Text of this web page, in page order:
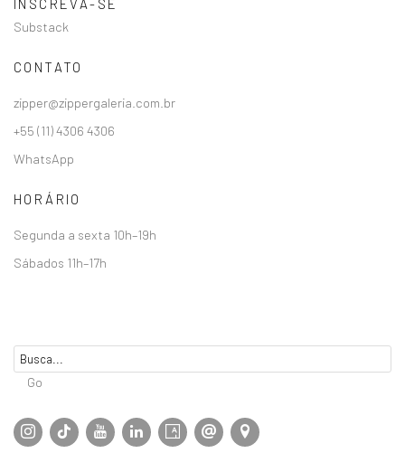
INSCREVA-SE
Substack
CONTATO
zipper@zippergaleria.com.br
+55 (11) 4306 4306
WhatsApp
HORÁRIO
Segunda a sexta 10h–19h
Sábados 11h–17h
Go